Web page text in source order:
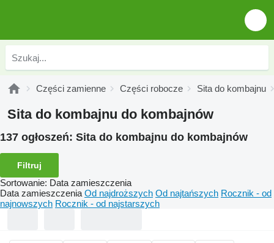
Części zamienne Części robocze Sita do kombajnu
Sita do kombajnu do kombajnów
137 ogłoszeń: Sita do kombajnu do kombajnów
Filtruj
Sortowanie: Data zamieszczenia
Data zamieszczenia Od najdroższych Od najtańszych Rocznik - od
najnowszych Rocznik - od najstarszych